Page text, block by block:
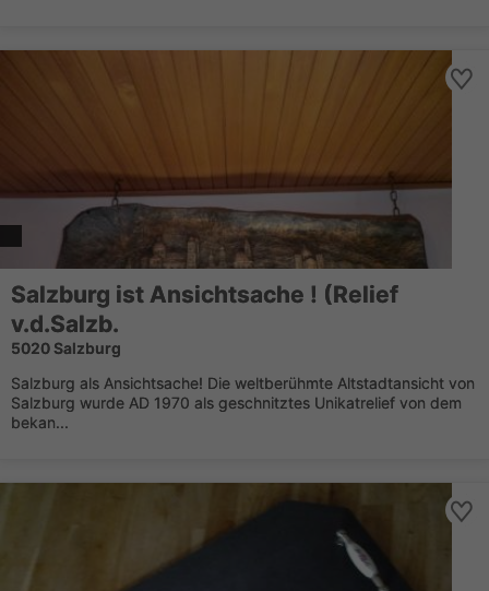
Salzburg ist Ansichtsache ! (Relief
v.d.Salzb.
5020 Salzburg
Salzburg als Ansichtsache! Die weltberühmte Altstadtansicht von
Salzburg wurde AD 1970 als geschnitztes Unikatrelief von dem
bekan...